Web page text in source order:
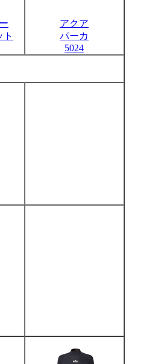
アクア
パーカ
5024